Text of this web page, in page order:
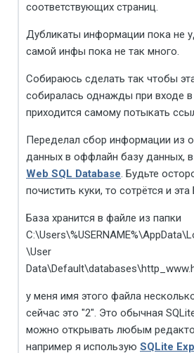
соответствующих страниц.
Дубликаты информации пока не
самой инфы пока не так много.
Собираюсь сделать так чтобы
собиралась однажды при входе
приходится самому потыкать
Переделал сбор информации из
данных в оффлайн базу данных,
Web SQL Database. Будьте
почистить куки, то сотрётся и
База хранится в файле из папки
\User
у меня имя этого файла
сейчас это "2". Это обычная
можно открывать любым
например я использую SQLite